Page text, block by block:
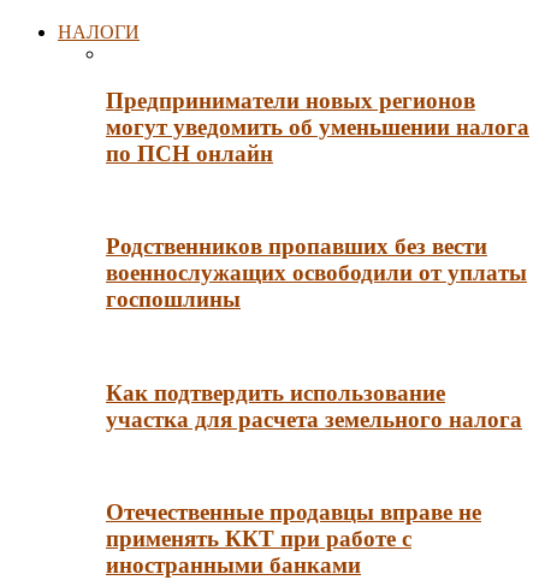
НАЛОГИ
Предприниматели новых регионов
могут уведомить об уменьшении налога
по ПСН онлайн
Родственников пропавших без вести
военнослужащих освободили от уплаты
госпошлины
Как подтвердить использование
участка для расчета земельного налога
Отечественные продавцы вправе не
применять ККТ при работе с
иностранными банками